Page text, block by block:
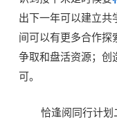
出下一年可以建立共
间可以有更多合作探
争取和盘活资源；创
可。
恰逢阅同行计划